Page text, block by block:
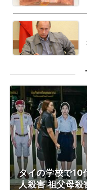
タイの学校で10
人殺害 祖父母殺